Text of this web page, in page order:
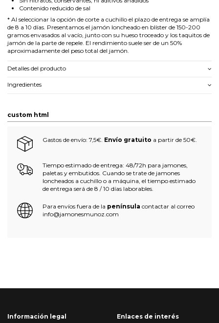
Contenido reducido de sal
* Al seleccionar la opción de corte a cuchillo el plazo de entrega se amplía
de 8 a 10 días. Presentamos el jamón loncheado en blíster de 150-200
gramos envasados al vacío, junto con su hueso troceado y los taquitos de
jamón de la parte de repele. El rendimiento suele ser de un 50%
aproximadamente del peso total del jamón.
Detalles del producto
Ingredientes
custom html
Gastos de envío: 7,5€. Envío gratuito a partir de 50€.
Tiempo estimado de entrega: 48/72h para jamones,
paletas y embutidos. Cuando se trate de jamones
loncheados a cuchillo o a máquina, el tiempo estimado
de entrega será de 8 / 10 días laborables.
Para envíos fuera de la península contactar al correo
info@jamonesmunoz.com
Información legal Enlaces de interés